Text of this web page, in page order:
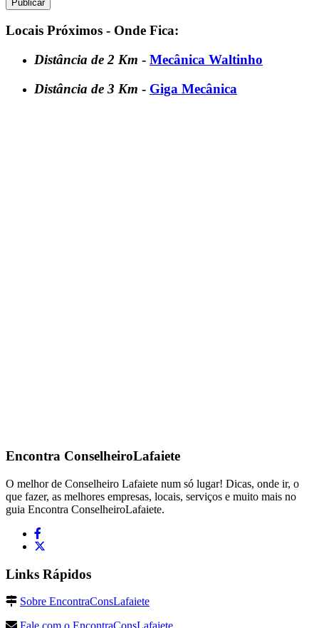
Locais Próximos - Onde Fica:
Distância de 2 Km - Mecânica Waltinho
Distância de 3 Km - Giga Mecânica
Encontra ConselheiroLafaiete
O melhor de Conselheiro Lafaiete num só lugar! Dicas, onde ir, o
que fazer, as melhores empresas, locais, serviços e muito mais no
guia Encontra ConselheiroLafaiete.
Links Rápidos
Sobre EncontraConsLafaiete